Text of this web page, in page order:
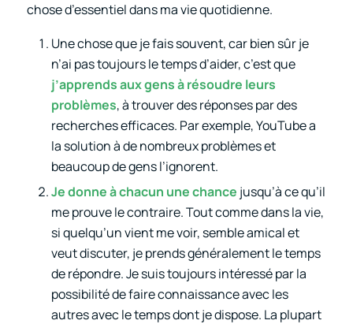
chose d’essentiel dans ma vie quotidienne.
Une chose que je fais souvent, car bien sûr je
n’ai pas toujours le temps d’aider, c’est que
j’apprends aux gens à résoudre leurs
problèmes, à trouver des réponses par des
recherches efficaces. Par exemple, YouTube a
la solution à de nombreux problèmes et
beaucoup de gens l’ignorent.
Je donne à chacun une chance jusqu’à ce qu’il
me prouve le contraire. Tout comme dans la vie,
si quelqu’un vient me voir, semble amical et
veut discuter, je prends généralement le temps
de répondre. Je suis toujours intéressé par la
possibilité de faire connaissance avec les
autres avec le temps dont je dispose. La plupart